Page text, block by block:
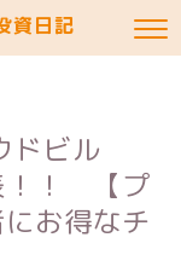
資日記
ドビル
！！ 【プ
お得なチ